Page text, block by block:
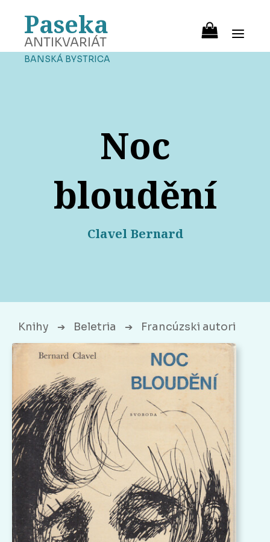
Paseka
ANTIKVARIÁT
BANSKÁ BYSTRICA
Noc
bloudění
Clavel Bernard
Knihy ➔ Beletria ➔ Francúzski autori